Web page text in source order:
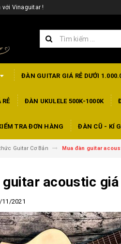
với Vinaguitar !
ĐÀN GUITAR GIÁ RẺ DƯỚI
ĐÀN UKULELE 500K-1000K
TRA ĐƠN HÀNG ĐÀN CŨ - KÍ
Guitar Cơ Bản Mua đàn guitar
guitar acoustic
11/2021